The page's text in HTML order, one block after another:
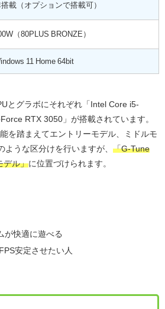
載（オプションで搭載可）
（80PLUS BRONZE）
11 Home 64bit
とグラボにそれぞれ「Intel Core i5-
RTX 3050」が搭載されています。
を踏まえてエントリーモデル、ミドルモ
うな区分けを行いますが、 「G-Tune
デル」に位置づけられます。
が快適に遊べる
安定させたい人